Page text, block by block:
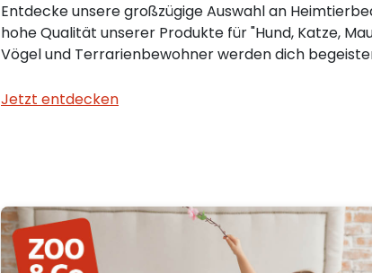
Entdecke unsere großzügige Auswahl an
hohe Qualität unserer Produkte für "Hund, Katze,
Vögel und Terrarienbewohner werden dich
Jetzt entdecken